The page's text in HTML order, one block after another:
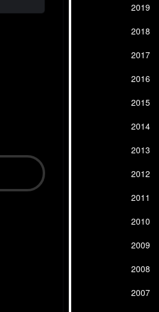
2019
2018
2017
2016
2015
2014
2013
2012
2011
2010
2009
2008
2007